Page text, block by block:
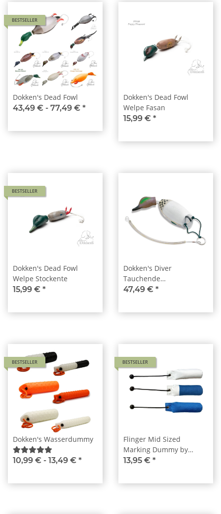
BESTSELLER
Dokken's Dead Fowl
43,49 € - 77,49 € *
Dokken's Dead Fowl
Welpe Fasan
15,99 € *
BESTSELLER
Dokken's Dead Fowl
Welpe Stockente
15,99 € *
Dokken's Diver
Tauchende
Grünflügelente
47,49 € *
BESTSELLER
Dokken's Wasserdummy
10,99 € - 13,49 € *
BESTSELLER
Flinger Mid Sized
Marking Dummy by
Laura Hill
13,95 € *